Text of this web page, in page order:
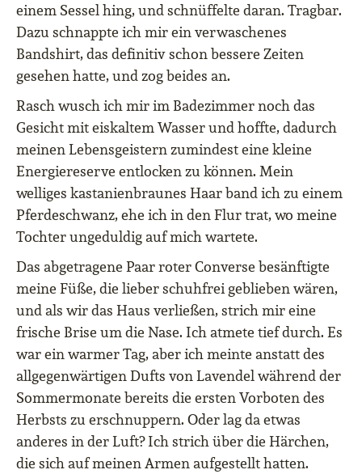
einem Sessel hing, und schnüffelte daran. Tragbar.
Dazu schnappte ich mir ein verwaschenes
Bandshirt, das definitiv schon bessere Zeiten
gesehen hatte, und zog beides an.
Rasch wusch ich mir im Badezimmer noch das
Gesicht mit eiskaltem Wasser und hoffte, dadurch
meinen Lebensgeistern zumindest eine kleine
Energiereserve entlocken zu können. Mein
welliges kastanienbraunes Haar band ich zu einem
Pferdeschwanz, ehe ich in den Flur trat, wo meine
Tochter ungeduldig auf mich wartete.
Das abgetragene Paar roter Converse besänftigte
meine Füße, die lieber schuhfrei geblieben wären,
und als wir das Haus verließen, strich mir eine
frische Brise um die Nase. Ich atmete tief durch. Es
war ein warmer Tag, aber ich meinte anstatt des
allgegenwärtigen Dufts von Lavendel während der
Sommermonate bereits die ersten Vorboten des
Herbsts zu erschnuppern. Oder lag da etwas
anderes in der Luft? Ich strich über die Härchen,
die sich auf meinen Armen aufgestellt hatten.